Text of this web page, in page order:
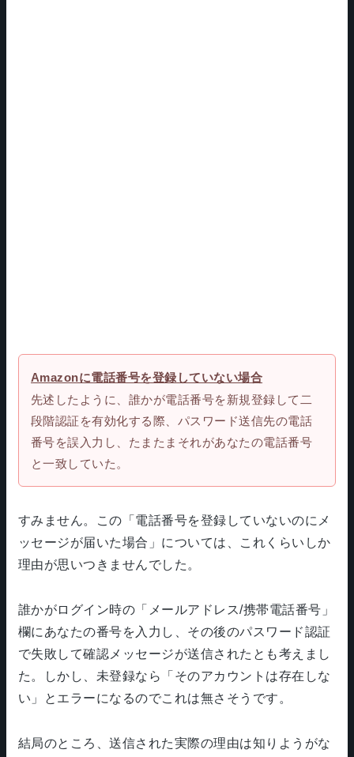
Amazonに電話番号を登録していない場合
先述したように、誰かが電話番号を新規登録して二
段階認証を有効化する際、パスワード送信先の電話
番号を誤入力し、たまたまそれがあなたの電話番号
と一致していた。
すみません。この「電話番号を登録していないのにメ
ッセージが届いた場合」については、これくらいしか
理由が思いつきませんでした。
誰かがログイン時の「メールアドレス/携帯電話番号」
欄にあなたの番号を入力し、その後のパスワード認証
で失敗して確認メッセージが送信されたとも考えまし
た。しかし、未登録なら「そのアカウントは存在しな
い」とエラーになるのでこれは無さそうです。
結局のところ、送信された実際の理由は知りようがな